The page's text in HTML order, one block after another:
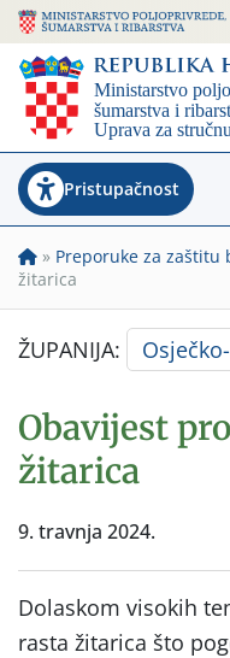
Pristupačnost
» Preporuke za zaštitu
žitarica
ŽUPANIJA:
Obavijest
žitarica
9. travnja 2024.
Dolaskom visokih
rasta žitarica što